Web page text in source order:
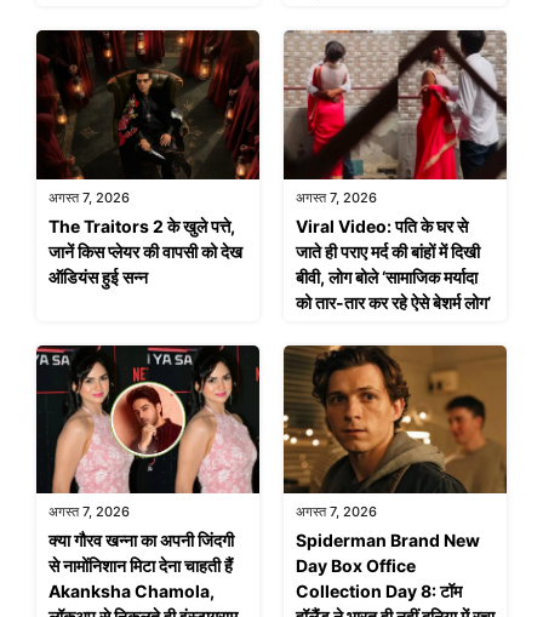
अगस्त 7, 2026
The Traitors 2 के खुले पत्ते,
जानें किस प्लेयर की वापसी को देख
ऑडियंस हुई सन्न
अगस्त 7, 2026
Viral Video: पति के घर से
जाते ही पराए मर्द की बांहों में दिखी
बीवी, लोग बोले ‘सामाजिक मर्यादा
को तार-तार कर रहे ऐसे बेशर्म लोग’
अगस्त 7, 2026
क्या गौरव खन्ना का अपनी जिंदगी
से नामोंनिशान मिटा देना चाहती हैं
Akanksha Chamola,
अगस्त 7, 2026
Spiderman Brand New
Day Box Office
Collection Day 8: टॉम